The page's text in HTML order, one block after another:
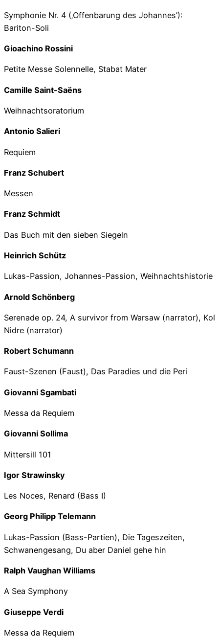
Symphonie Nr. 4 (‚Offenbarung des Johannes’):
Bariton-Soli
Gioachino Rossini
Petite Messe Solennelle, Stabat Mater
Camille Saint-Saëns
Weihnachtsoratorium
Antonio Salieri
Requiem
Franz Schubert
Messen
Franz Schmidt
Das Buch mit den sieben Siegeln
Heinrich Schütz
Lukas-Passion, Johannes-Passion, Weihnachtshistorie
Arnold Schönberg
Serenade op. 24, A survivor from Warsaw (narrator), Kol
Nidre (narrator)
Robert Schumann
Faust-Szenen (Faust), Das Paradies und die Peri
Giovanni Sgambati
Messa da Requiem
Giovanni Sollima
Mittersill 101
Igor Strawinsky
Les Noces, Renard (Bass I)
Georg Philipp Telemann
Lukas-Passion (Bass-Partien), Die Tageszeiten,
Schwanengesang, Du aber Daniel gehe hin
Ralph Vaughan Williams
A Sea Symphony
Giuseppe Verdi
Messa da Requiem